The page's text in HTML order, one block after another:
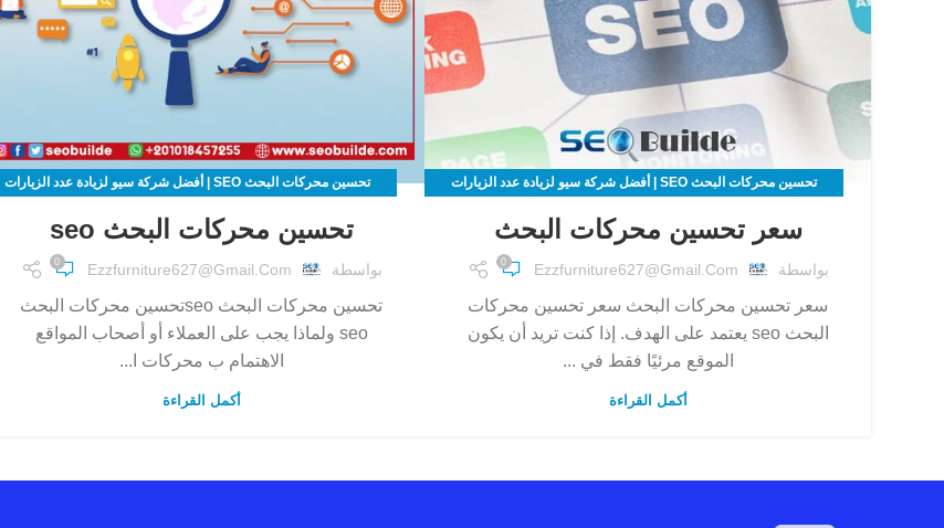
تحسين محركات البحث SEO | أفضل شركة سيو لزيادة عدد الزيارات
سعر تحسين محركات البحث
بواسطة Ezzfurniture627@gmail.com
0
سعر تحسين محركات البحث سعر تحسين محركات
البحث seo يعتمد على الهدف. إذا كنت تريد أن يكون
الموقع مرئيًا فقط في ...
أكمل القراءة
تحسين محركات البحث SEO | أفضل شركة سيو لزيادة عدد الزيارات
تحسين محركات البحث seo
بواسطة Ezzfurniture627@gmail.com
0
تحسين محركات البحث seoتحسين محركات البحث
seo ولماذا يجب على العملاء أو أصحاب المواقع
الاهتمام ب محركات ا...
أكمل القراءة